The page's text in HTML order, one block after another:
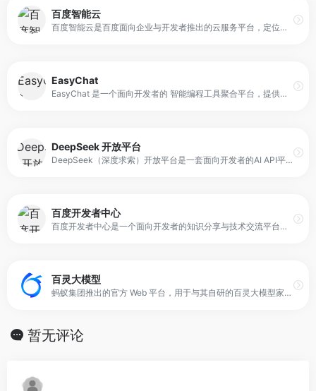
百度智能云
百度智能云是百度面向企业与开发者推出的云服务平台，定位于以人工智能和大数据能力为核心的智能云计算服务体系。平台整合了云基础设施、数据处理能力与成熟的 AI 技术，为不同行业提供可组合、可扩展的技术服务，支持从基础算力到行业级智能应用的全流程建设，目标是帮助用户更高效地完成智能化转型。
EasyChat
EasyChat 是一个面向开发者的 智能编程工具聚合平台，提供多工具统一订阅和额度共享功能。平台通过单一 API Key 连接 CodeX、Claude Code、Gemini CLI 等多款 AI 编程工具，实现一次订阅即可全工具调用，避免重复付费与多账户管理问题。
DeepSeek 开放平台
DeepSeek（深度求索）开放平台是一套面向开发者的AI API平台，用户通过加入平台即可访问其人工智能模型、开发者资源与API文档。平台旨在为开发者提供便捷的模型调用入口，支持快速接入AI能力并在产品中使用。
百度开发者中心
百度开发者中心是一个面向开发者的知识分享与技术交流平台，定位于开放、友好且持续成长的开发者社区。平台以技术内容为核心，鼓励开发者围绕实际问题进行经验分享与讨论，通过文章、问答与社区互动的方式，形成可沉淀、可复用的知识体系。
百灵大模型
蚂蚁集团推出的官方 Web 平台，用于与其自研的百灵大模型家族进行交互和体验。平台支持体验 Ling-1T、Ring-1T 等模型，强调高速响应与复杂推理能力，同时原生支持多模态输入，如图片识别和音频识别。
暂无评论